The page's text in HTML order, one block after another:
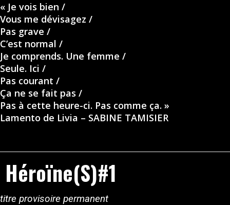
« Je vois bien /
Vous me dévisagez /
Pas grave /
C’est normal /
Je comprends. Une femme /
Seule. Ici /
Pas courant /
Ça ne se fait pas /
Pas à cette heure-ci. Pas comme ça. »
Lamento de Livia – SABINE TAMISIER
Héroïne(s)#1
titre provisoire permanent